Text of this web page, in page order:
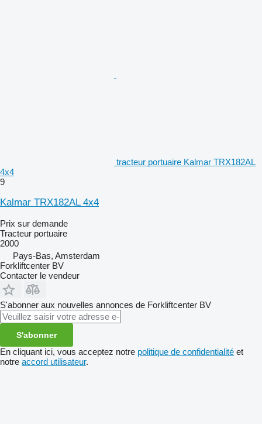
tracteur portuaire Kalmar TRX182AL
4x4
9
Kalmar TRX182AL 4x4
Prix sur demande
Tracteur portuaire
2000
Pays-Bas, Amsterdam
Forkliftcenter BV
Contacter le vendeur
S'abonner aux nouvelles annonces de Forkliftcenter BV
S'abonner
En cliquant ici, vous acceptez notre politique de confidentialité et
notre accord utilisateur.